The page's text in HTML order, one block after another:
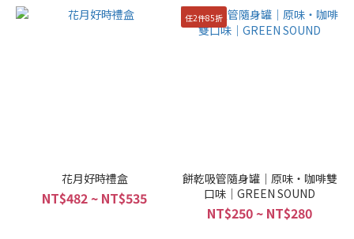
花月好時禮盒
NT$482 ~ NT$535
任2件85折
餅乾吸管隨身罐｜原味‧咖啡雙
口味｜GREEN SOUND
NT$250 ~ NT$280